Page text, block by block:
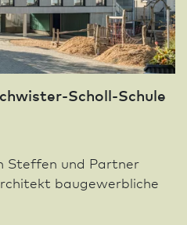
Scholl-Schule
Steffen und Partner
baugewerbliche